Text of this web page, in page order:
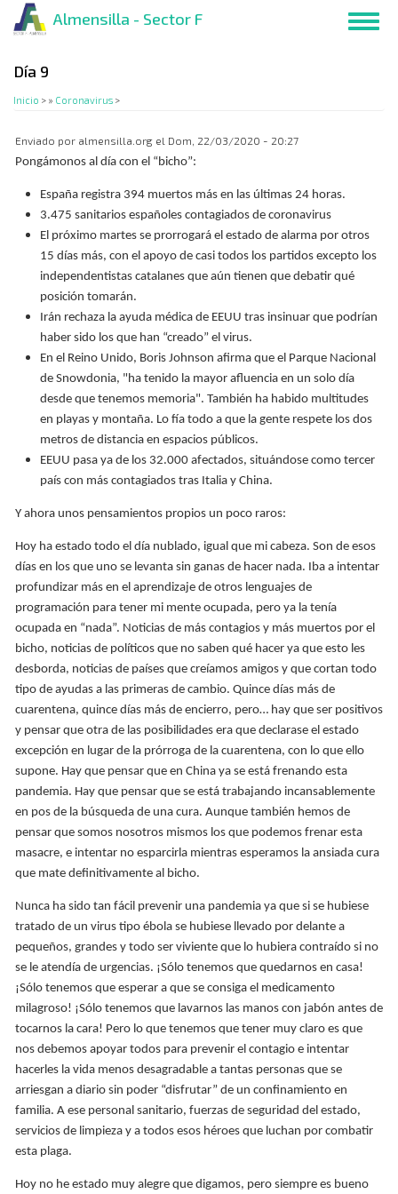
Pasar
principal
Almensilla - Sector F
Día 9
Inicio > Coronavirus >
Enviado por almensilla.org el Dom, 22/03/2020 - 20:27
Pongámonos al día con el “bicho”:
España registra 394 muertos más en las últimas 24 horas.
3.475 sanitarios españoles contagiados de coronavirus
El próximo martes se prorrogará el estado de alarma por otros
15 días más, con el apoyo de casi todos los partidos excepto los
independentistas catalanes que aún tienen que debatir qué
posición tomarán.
Irán rechaza la ayuda médica de EEUU tras insinuar que podrían
haber sido los que han “creado” el virus.
En el Reino Unido, Boris Johnson afirma que el Parque Nacional
de Snowdonia, "ha tenido la mayor afluencia en un solo día
desde que tenemos memoria". También ha habido multitudes
en playas y montaña. Lo fía todo a que la gente respete los dos
metros de distancia en espacios públicos.
EEUU pasa ya de los 32.000 afectados, situándose como tercer
país con más contagiados tras Italia y China.
Y ahora unos pensamientos propios un poco raros:
Hoy ha estado todo el día nublado, igual que mi cabeza. Son de esos
días en los que uno se levanta sin ganas de hacer nada. Iba a intentar
profundizar más en el aprendizaje de otros lenguajes de
programación para tener mi mente ocupada, pero ya la tenía
ocupada en “nada”. Noticias de más contagios y más muertos por el
bicho, noticias de políticos que no saben qué hacer ya que esto les
desborda, noticias de países que creíamos amigos y que cortan todo
tipo de ayudas a las primeras de cambio. Quince días más de
cuarentena, quince días más de encierro, pero… hay que ser positivos
y pensar que otra de las posibilidades era que declarase el estado
excepción en lugar de la prórroga de la cuarentena, con lo que ello
supone. Hay que pensar que en China ya se está frenando esta
pandemia. Hay que pensar que se está trabajando incansablemente
en pos de la búsqueda de una cura. Aunque también hemos de
pensar que somos nosotros mismos los que podemos frenar esta
masacre, e intentar no esparcirla mientras esperamos la ansiada cura
que mate definitivamente al bicho.
Nunca ha sido tan fácil prevenir una pandemia ya que si se hubiese
tratado de un virus tipo ébola se hubiese llevado por delante a
pequeños, grandes y todo ser viviente que lo hubiera contraído si no
se le atendía de urgencias. ¡Sólo tenemos que quedarnos en casa!
¡Sólo tenemos que esperar a que se consiga el medicamento
milagroso! ¡Sólo tenemos que lavarnos las manos con jabón antes de
tocarnos la cara! Pero lo que tenemos que tener muy claro es que
nos debemos apoyar todos para prevenir el contagio e intentar
hacerles la vida menos desagradable a tantas personas que se
arriesgan a diario sin poder “disfrutar” de un confinamiento en
familia. A ese personal sanitario, fuerzas de seguridad del estado,
servicios de limpieza y a todos esos héroes que luchan por combatir
esta plaga.
Hoy no he estado muy alegre que digamos, pero siempre es bueno